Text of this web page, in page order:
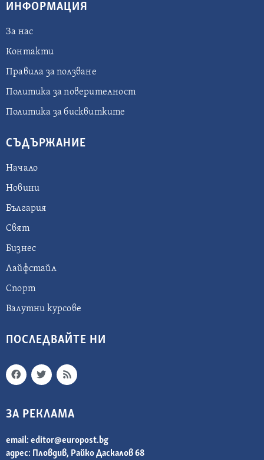
ИНФОРМАЦИЯ
За нас
Контакти
Правила за ползване
Политика за поверителност
Политика за бисквитките
СЪДЪРЖАНИЕ
Начало
Новини
България
Свят
Бизнес
Лайфстайл
Спорт
Валутни курсове
ПОСЛЕДВАЙТЕ НИ
ЗА РЕКЛАМА
email: editor@europost.bg
адрес: Пловдив, Райко Даскалов 68